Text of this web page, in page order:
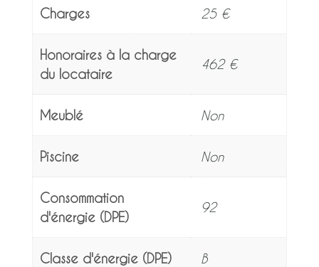
Charges 25 €
Honoraires à la charge
du locataire
462 €
Meublé Non
Piscine Non
Consommation
d'énergie (DPE)
92
Classe d'énergie (DPE) B